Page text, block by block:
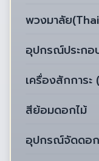
พวงมาลัย
อุปกรณ์ประกอ
เครื่องสักการ
สีย้อมดอกไม้
อุปกรณ์จัดดอ